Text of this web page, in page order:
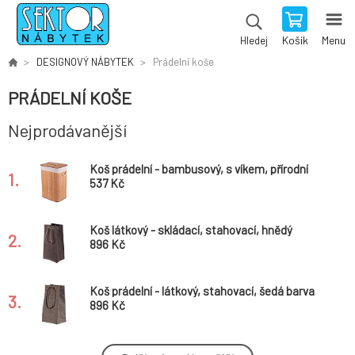
Hledej Košík Menu
DESIGNOVÝ NÁBYTEK Prádelní koše
PRÁDELNÍ KOŠE
Nejprodávanější
1.
Koš prádelní - bambusový, s víkem, přírodní
537 Kč
2.
Koš látkový - skládací, stahovací, hnědý
896 Kč
3.
Koš prádelní - látkový, stahovací, šedá barva
896 Kč
Koš prádelní - proutěný, s víkem, bílý, cena za